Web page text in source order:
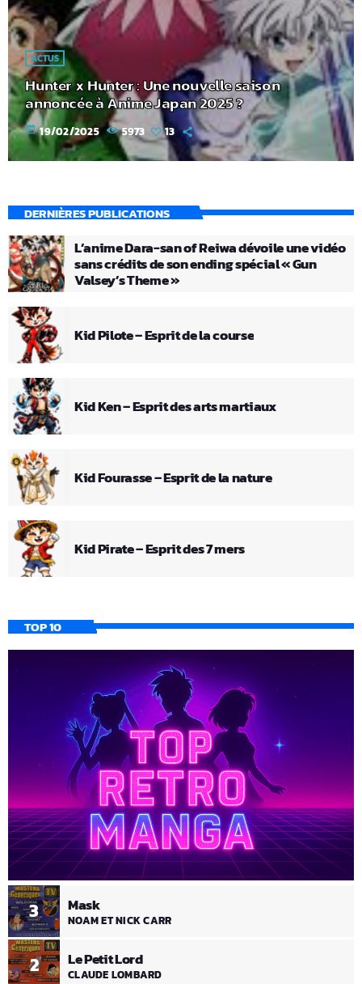
ACTUS
Hunter x Hunter : Une nouvelle saison
annoncée à Anime Japan 2025 ?
today 19/02/2025 5973 13
DERNIÈRES PUBLICATIONS
L’anime Dara-san of Reiwa dévoile une vidéo
sans crédits de son ending spécial « Gun
Valsey’s Theme »
Kid Pilote – Esprit de la course
Kid Ken – Esprit des arts martiaux
Kid Fourasse – Esprit de la nature
Kid Pirate – Esprit des 7 mers
TOP 10
2 Le Petit Lord
CLAUDE LOMBARD
3 Mask
NOAM ET NICK CARR